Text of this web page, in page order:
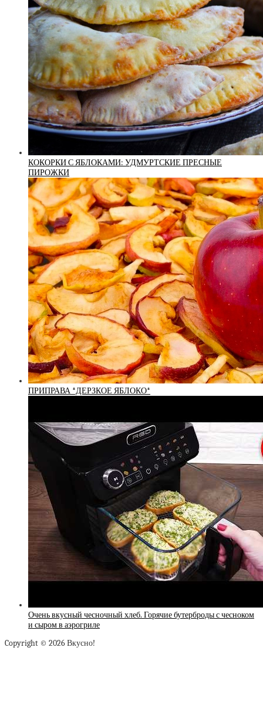
КОКОРКИ С ЯБЛОКАМИ: УДМУРТСКИЕ ПРЕСНЫЕ
ПИРОЖКИ
ПРИПРАВА *ДЕРЗКОЕ ЯБЛОКО*
Очень вкусный чесночный хлеб. Горячие бутерброды с чесноком
и сыром в аэрогриле
Copyright © 2026 Вкусно!